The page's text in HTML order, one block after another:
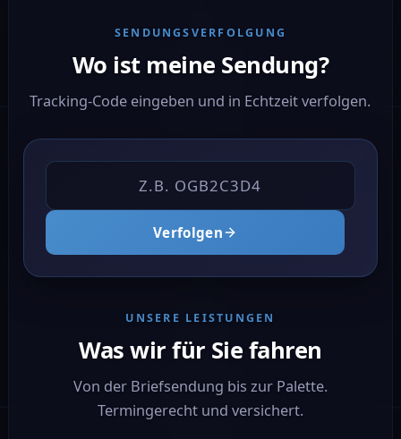
SENDUNGSVERFOLGUNG
Wo ist meine Sendung?
Tracking-Code eingeben und in Echtzeit verfolgen.
Verfolgen
UNSERE LEISTUNGEN
Was wir für Sie fahren
Von der Briefsendung bis zur Palette.
Termingerecht und versichert.